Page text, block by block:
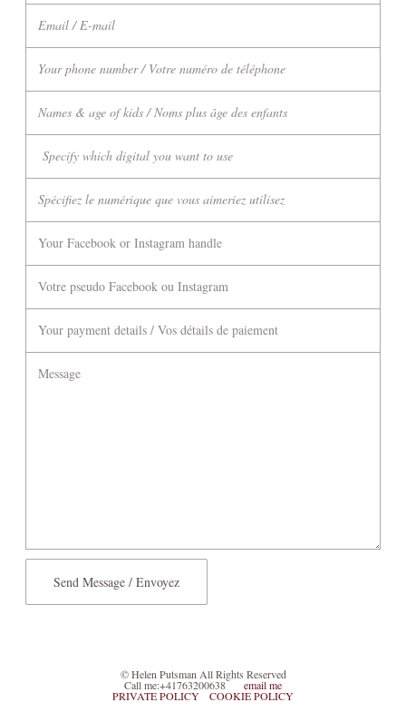
Email / E-mail
Your phone number / Votre numéro de téléphone
Names & age of kids / Noms plus âge des enfants
Specify which digital you want to use
Spécifiez le numérique que vous aimeriez utilisez
Your Facebook or Instagram handle
Votre pseudo Facebook ou Instagram
Your payment details / Vos détails de paiement
Message
© Helen Putsman All Rights Reserved
Call me:+41763200638 email me
PRIVATE POLICY COOKIE POLICY